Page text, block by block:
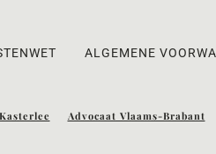
ALGEMENE
Advocaat Vlaams-Brabant